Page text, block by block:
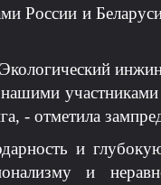
России и
- отметила
и
и